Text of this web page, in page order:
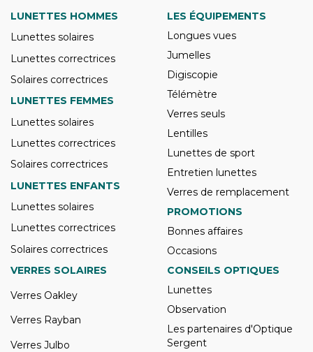
LUNETTES HOMMES
Lunettes solaires
Lunettes correctrices
Solaires correctrices
LUNETTES FEMMES
Lunettes solaires
Lunettes correctrices
Solaires correctrices
LUNETTES ENFANTS
Lunettes solaires
Lunettes correctrices
Solaires correctrices
LES ÉQUIPEMENTS
Longues vues
Jumelles
Digiscopie
Télémètre
Verres seuls
Lentilles
Lunettes de sport
Entretien lunettes
Verres de remplacement
PROMOTIONS
Bonnes affaires
Occasions
VERRES SOLAIRES
Verres Oakley
Verres Rayban
Verres Julbo
CONSEILS OPTIQUES
Lunettes
Observation
Les partenaires d'Optique
Sergent